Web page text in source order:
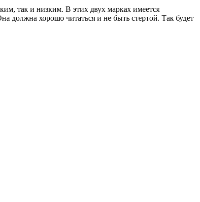
так и низким. В этих двух марках имеется
должна хорошо читаться и не быть стертой. Так будет